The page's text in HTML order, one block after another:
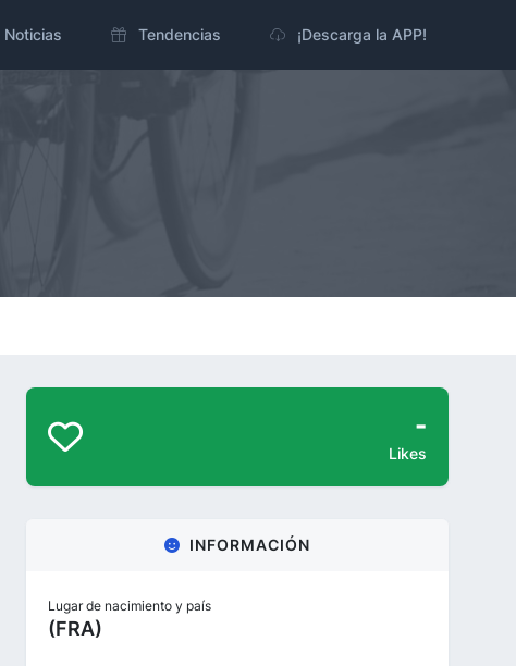
Noticias Tendencias ¡Descarga la APP!
-
Likes
INFORMACIÓN
Lugar de nacimiento y país
(FRA)